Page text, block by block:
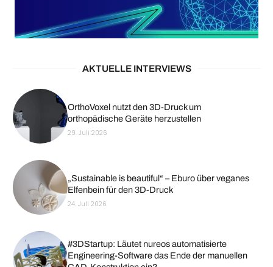
AKTUELLE INTERVIEWS
OrthoVoxel nutzt den 3D-Druck um
orthopädische Geräte herzustellen
29. Juli 2026
„Sustainable is beautiful“ – Eburo über veganes
Elfenbein für den 3D-Druck
24. Juli 2026
#3DStartup: Läutet nureos automatisierte
Engineering-Software das Ende der manuellen